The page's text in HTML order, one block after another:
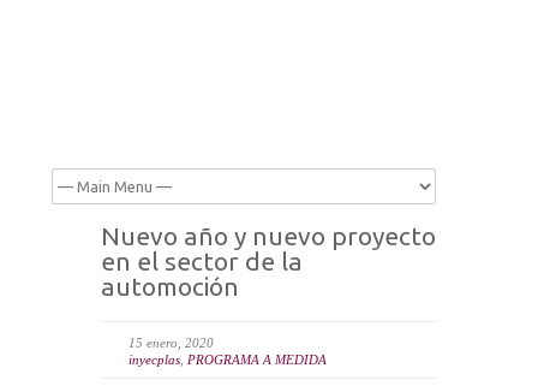
Nuevo año y nuevo proyecto
en el sector de la
automoción
15 enero, 2020
inyecplas PROGRAMA A MEDIDA